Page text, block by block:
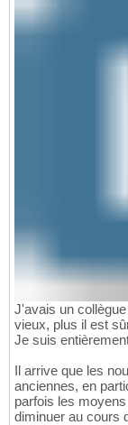
J'avais un
vieux, plus il est
Je suis
Il arrive que les
anciennes, en
parfois les
diminuer au cours